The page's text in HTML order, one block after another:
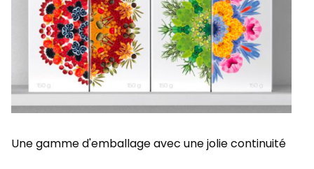
Une gamme d'emballage avec une jolie continuité